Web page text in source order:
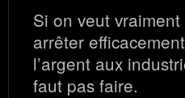
Si on veut
arrêter
l’argent aux
faut pas faire.